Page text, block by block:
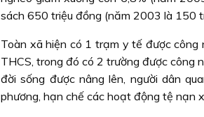
sách 650 triệu đồng (năm 2003 là 150
Toàn xã hiện có 1 trạm y tế được công
THCS, trong đó có 2 trường được công
đời sống được nâng lên, người dân
phương, hạn chế các hoạt động tệ nạn